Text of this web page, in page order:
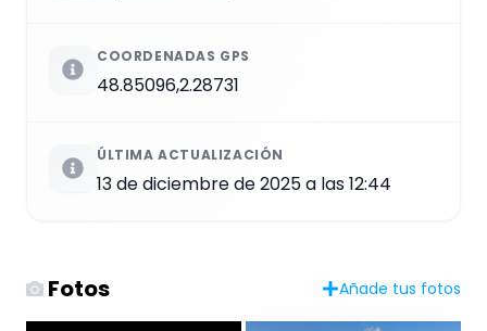
COORDENADAS GPS
48.85096,2.28731
ÚLTIMA ACTUALIZACIÓN
13 de diciembre de 2025 a las 12:44
Fotos Añade tus fotos